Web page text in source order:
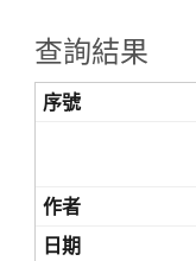
查詢結果